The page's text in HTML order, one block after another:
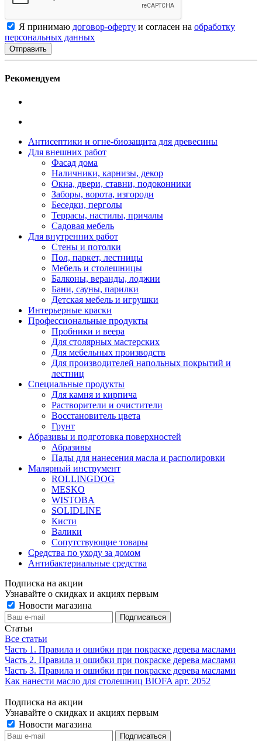
Я принимаю договор-оферту и согласен на обработку
персональных данных
Рекомендуем
Антисептики и огне-биозащита для древесины
Для внешних работ
Фасад дома
Наличники, карнизы, декор
Окна, двери, ставни, подоконники
Заборы, ворота, изгороди
Беседки, перголы
Террасы, настилы, причалы
Садовая мебель
Для внутренних работ
Стены и потолки
Пол, паркет, лестницы
Мебель и столешницы
Балконы, веранды, лоджии
Бани, сауны, парилки
Детская мебель и игрушки
Интерьерные краски
Профессиональные продукты
Пробники и веера
Для столярных мастерских
Для мебельных производств
Для производителей напольных покрытий и
лестниц
Специальные продукты
Для камня и кирпича
Растворители и очистители
Восстановитель цвета
Грунт
Абразивы и подготовка поверхностей
Абразивы
Пады для нанесения масла и располировки
Малярный инструмент
ROLLINGDOG
MESKO
WISTOBA
SOLIDLINE
Кисти
Валики
Сопутствующие товары
Средства по уходу за домом
Антибактериальные средства
Подписка на акции
Узнавайте о скидках и акциях первым
Новости магазина
Статьи
Все статьи
Часть 1. Правила и ошибки при покраске дерева маслами
Часть 2. Правила и ошибки при покраске дерева маслами
Часть 3. Правила и ошибки при покраске дерева маслами
Как нанести масло для столешниц BIOFA арт. 2052
Подписка на акции
Узнавайте о скидках и акциях первым
Новости магазина